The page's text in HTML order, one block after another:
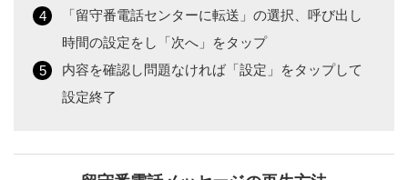
「留守番電話センターに転送」の選択、呼び出し
時間の設定をし「次へ」をタップ
内容を確認し問題なければ「設定」をタップして
設定終了